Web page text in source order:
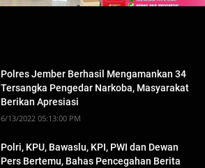
Polres Jember Berhasil Mengamankan 34
Tersangka Pengedar Narkoba, Masyarakat
Berikan Apresiasi
6/13/2022 05:13:00 PM
Polri, KPU, Bawaslu, KPI, PWI dan Dewan
Pers Bertemu, Bahas Pencegahan Berita